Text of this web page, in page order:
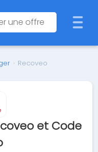
› Recoveo
et Code